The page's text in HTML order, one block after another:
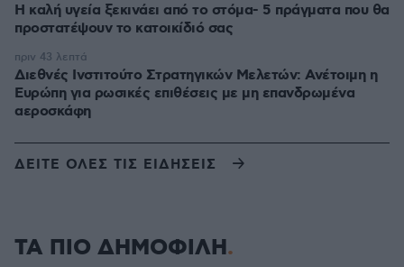
Η καλή υγεία ξεκινάει από το στόμα- 5 πράγματα που θα
προστατέψουν το κατοικίδιό σας
Διεθνές Ινστιτούτο Στρατηγικών Μελετών: Ανέτοιμη η
Ευρώπη για ρωσικές επιθέσεις με μη επανδρωμένα
αεροσκάφη
πριν 43 λεπτά
ΔΕΙΤΕ ΟΛΕΣ ΤΙΣ ΕΙΔΗΣΕΙΣ
ΤΑ ΠΙΟ ΔΗΜΟΦΙΛΗ